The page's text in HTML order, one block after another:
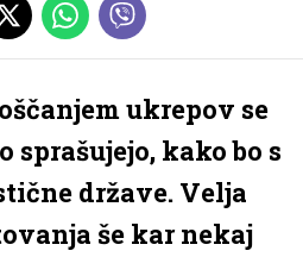
ukrepov se
kako bo s
države. Velja
še kar nekaj